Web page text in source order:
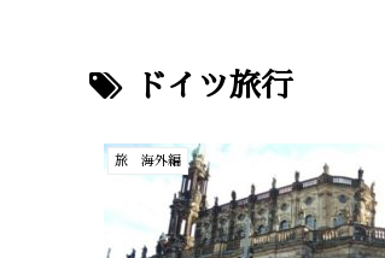
ドイツ旅行
旅 海外編